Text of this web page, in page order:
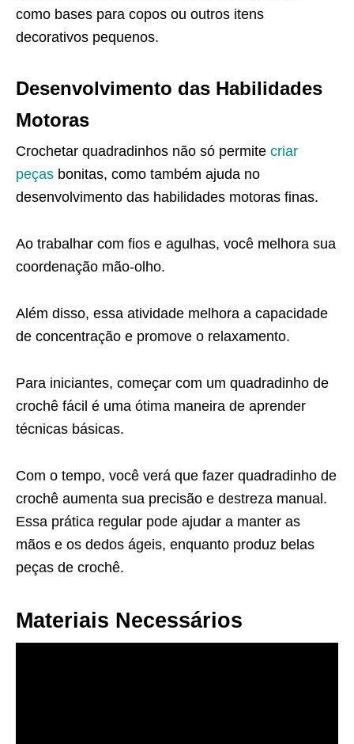
como bases para copos ou outros itens
decorativos pequenos.
Desenvolvimento das Habilidades
Motoras
Crochetar quadradinhos não só permite criar
peças bonitas, como também ajuda no
desenvolvimento das habilidades motoras finas.
Ao trabalhar com fios e agulhas, você melhora sua
coordenação mão-olho.
Além disso, essa atividade melhora a capacidade
de concentração e promove o relaxamento.
Para iniciantes, começar com um quadradinho de
crochê fácil é uma ótima maneira de aprender
técnicas básicas.
Com o tempo, você verá que fazer quadradinho de
crochê aumenta sua precisão e destreza manual.
Essa prática regular pode ajudar a manter as
mãos e os dedos ágeis, enquanto produz belas
peças de crochê.
Materiais Necessários